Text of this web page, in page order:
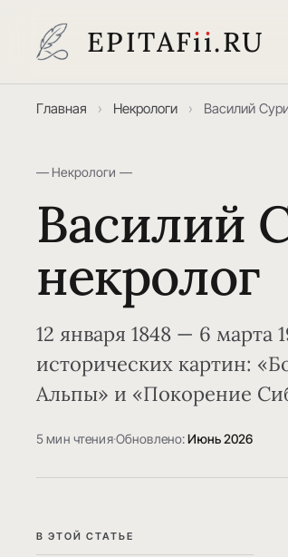
EPITAFii.RU
Главная › Некрологи › Василий
— Некрологи —
Василий
некролог
12 января 1848 — 6 марта
исторических картин:
Альпы» и «Покорение
5 мин чтения·Обновлено:Июнь 2026
В ЭТОЙ СТАТЬЕ